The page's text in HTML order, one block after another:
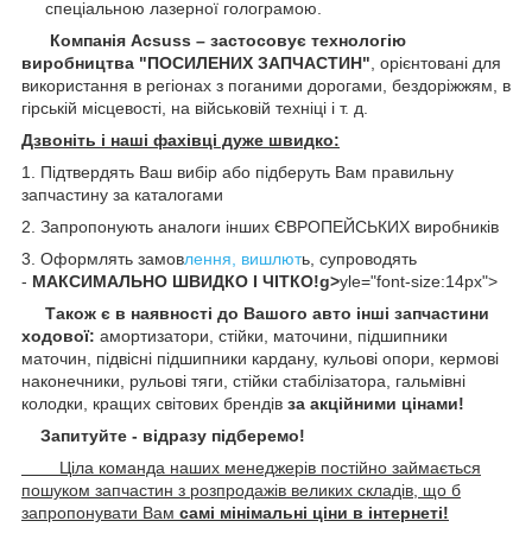
спеціальною лазерної голограмою.
Компанія Acsuss – застосовує технологію
виробництва "ПОСИЛЕНИХ ЗАПЧАСТИН" , орієнтовані для
використання в регіонах з поганими дорогами, бездоріжжям, в
гірській місцевості, на військовій техніці і т. д.
Дзвоніть і наші фахівці дуже швидко:
1. Підтвердять Ваш вибір або підберуть Вам правильну
запчастину за каталогами
2. Запропонують аналоги інших ЄВРОПЕЙСЬКИХ виробників
3. Оформлять замовлення, вишлють, супроводять
- МАКСИМАЛЬНО ШВИДКО І ЧІТКО!g>yle="font-size:14px">
Також є в наявності до Вашого авто інші запчастини
ходової: амортизатори, стійки, маточини, підшипники
маточин, підвісні підшипники кардану, кульові опори, кермові
наконечники, рульові тяги, стійки стабілізатора, гальмівні
колодки, кращих світових брендів за акційними цінами!
Запитуйте - відразу підберемо!
Ціла команда наших менеджерів постійно займається
пошуком запчастин з розпродажів великих складів, що б
запропонувати Вам самі мінімальні ціни в інтернеті!